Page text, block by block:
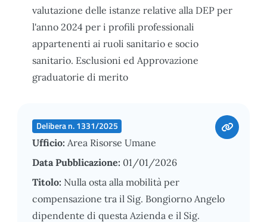
valutazione delle istanze relative alla DEP per
l'anno 2024 per i profili professionali
appartenenti ai ruoli sanitario e socio
sanitario. Esclusioni ed Approvazione
graduatorie di merito
Delibera n. 1331/2025
Ufficio: Area Risorse Umane
Data Pubblicazione: 01/01/2026
Titolo: Nulla osta alla mobilità per
compensazione tra il Sig. Bongiorno Angelo
dipendente di questa Azienda e il Sig.